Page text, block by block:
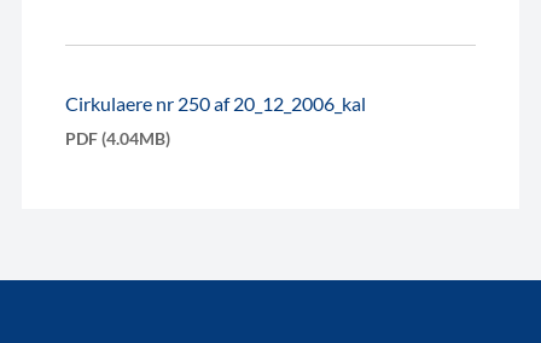
Cirkulaere nr 250 af 20_12_2006_kal
PDF (4.04MB)